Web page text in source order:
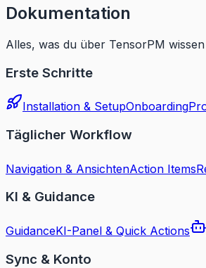
Dokumentation
Alles, was du über TensorPM
Erste Schritte
Installation & SetupOnboarding
Täglicher Workflow
Navigation & AnsichtenAction Items
KI & Guidance
GuidanceKI-Panel & Quick Actions
Sync & Konto